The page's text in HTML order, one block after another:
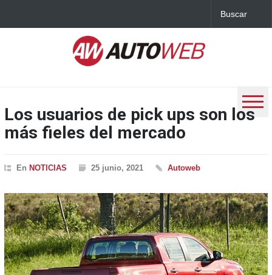
Los usuarios de pick ups son los
más fieles del mercado
En NOTICIAS 25 junio, 2021 Autoweb